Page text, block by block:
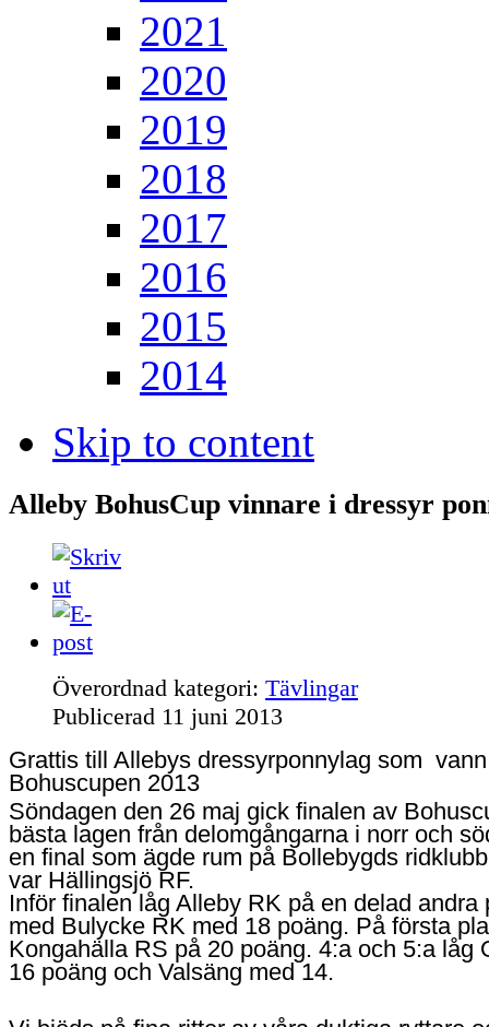
2021
2020
2019
2018
2017
2016
2015
2014
Skip to content
Alleby BohusCup vinnare i dressyr
Överordnad kategori: Tävlingar
Publicerad 11 juni 2013
Grattis till Allebys dressyrponnylag som vann
Bohuscupen 2013
Söndagen den 26 maj gick finalen av
bästa lagen från delomgångarna i norr och
en final som ägde rum på Bollebygds
var Hällingsjö RF.
Inför finalen låg Alleby RK på en delad andra
med Bulycke RK med 18 poäng. På första
Kongahälla RS på 20 poäng. 4:a och 5:a låg
16 poäng och Valsäng med 14.